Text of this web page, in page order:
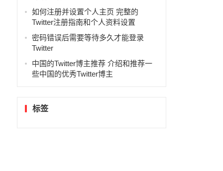
如何注册并设置个人主页 完整的
Twitter注册指南和个人资料设置
密码错误后需要等待多久才能登录
Twitter
中国的Twitter博主推荐 介绍和推荐一
些中国的优秀Twitter博主
标签